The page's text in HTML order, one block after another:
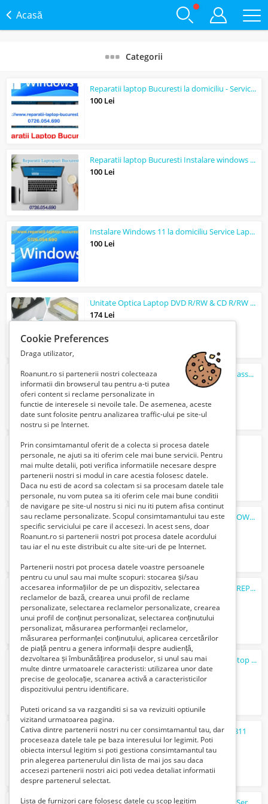
Acasă
Categorii
Reparatii laptop Bucuresti la domiciliu - Service PC - Instalare Windows 11
100 Lei
Reparatii laptop Bucuresti Instalare windows 11 la domiciliul clientului Service...
100 Lei
Instalare Windows 11 la domiciliu Service Laptop Bucuresti Reparatii calculatoar...
100 Lei
Unitate Optica Laptop DVD R/RW & CD R/RW ND-6650A
174 Lei
USB 3.0Harddisk extern 500GB WD My Passport
185 Lei
Carcasa hardextern aluminiu 2 buc
122 Lei
SERVICE PC BUCURESTI INSTALARE WINDOWS LA DOMICILIU SERVICE LAPTOP BUCURESTI
100 Lei
SERVICE MONITOARE LED LA DOMICILIU REPARATII CALCULATOARE REPARATII LAPTOP BUCUR...
100 Lei
Instalare Windows Bucuresti Reparatii laptop Bucuresti - Ilfov Service PC la dom...
100 Lei
Receiver - Receptor Satelit Thomson THS811
102 Lei
Cookie Preferences
Draga utilizator,
Roanunt.ro si partenerii nostri colecteaza
informatii din browserul tau pentru a-ti putea
oferi content si reclame personalizate in
functie de interesele si nevoile tale. De asemenea, aceste
date sunt folosite pentru analizarea traffic-ului pe site-ul
nostru si pe Internet.
Prin consimtamantul oferit de a colecta si procesa datele
personale, ne ajuti sa iti oferim cele mai bune servicii. Pentru
mai multe detalii, poti verifica informatiile necesare despre
partenerii nostri si modul in care acestia folosesc datele.
Daca nu esti de acord sa colectam si sa procesam datele tale
personale, nu vom putea sa iti oferim cele mai bune conditii
de navigare pe site-ul nostru si nici nu iti putem afisa continut
sau reclame personalizate. Scopul consimtamantului tau este
specific serviciului pe care il accesezi. In acest sens, doar
Roanunt.ro si partenerii nostri pot procesa datele acordului
tau iar el nu este distribuit cu alte site-uri de pe Internet.
Partenerii nostri pot procesa datele voastre persoanele
pentru cu unul sau mai multe scopuri: stocarea și/sau
accesarea informațiilor de pe un dispozitiv, selectarea
reclamelor de bază, crearea unui profil de reclame
personalizate, selectarea reclamelor personalizate, crearea
unui profil de conținut personalizat, selectarea conținutului
personalizat, măsurarea performanței reclamelor,
măsurarea performanței conținutului, aplicarea cercetărilor
de piață pentru a genera informații despre audiență,
dezvoltarea și îmbunătățirea produselor, si unul sau mai
multe dintre urmatoarele caracteristi: utilizarea unor date
precise de geolocație, scanarea activă a caracteristicilor
dispozitivului pentru identificare.
Puteti oricand sa va razganditi si sa va revizuiti optiunile
vizitand urmatoarea pagina.
Cativa dintre partenerii nostri nu cer consimtamantul tau, dar
proceseaza datele tale pe baza interesului lor legimit. Poti
obiecta intersul legitim si poti gestiona consimtamantul tau
prin alegerea partenerului din lista de mai jos sau daca
accesezi partenerii nostri aici poti vedea detaliat informatii
despre partenerul selectat.
Lista de furnizori care folosesc datele cu scop legitim